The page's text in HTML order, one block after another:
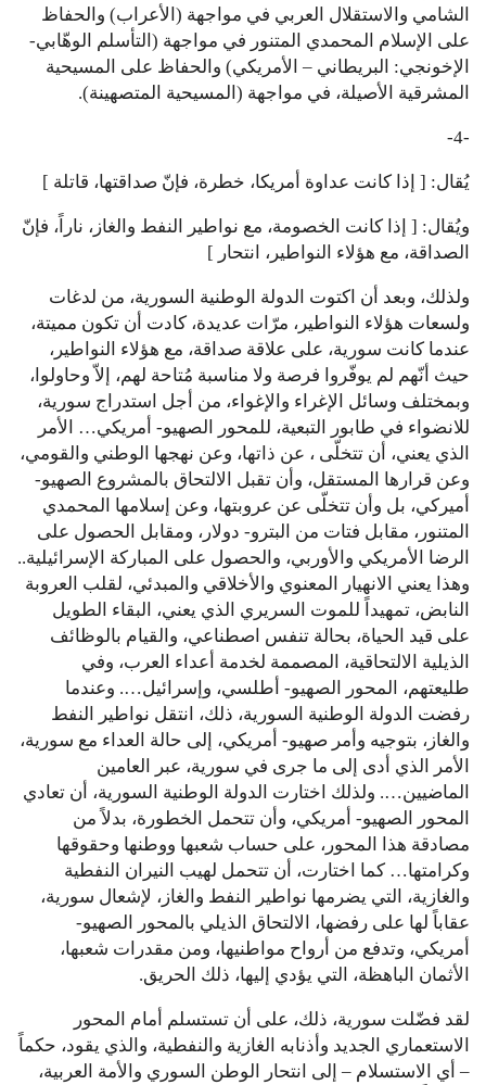
الشامي والاستقلال العربي في مواجهة (الأعراب) والحفاظ
على الإسلام المحمدي المتنور في مواجهة (التأسلم الوهّابي-
الإخونجي: البريطاني – الأمريكي) والحفاظ على المسيحية
المشرقية الأصيلة، في مواجهة (المسيحية المتصهينة).
-4-
يُقال: [ إذا كانت عداوة أمريكا، خطرة، فإنّ صداقتها، قاتلة ]
ويُقال: [ إذا كانت الخصومة، مع نواطير النفط والغاز، ناراً، فإنّ
الصداقة، مع هؤلاء النواطير، انتحار ]
ولذلك، وبعد أن اكتوت الدولة الوطنية السورية، من لدغات
ولسعات هؤلاء النواطير، مرّات عديدة، كادت أن تكون مميتة،
عندما كانت سورية، على علاقة صداقة، مع هؤلاء النواطير،
حيث أنّهم لم يوفّروا فرصة ولا مناسبة مُتاحة لهم، إلاّ وحاولوا،
وبمختلف وسائل الإغراء والإغواء، من أجل استدراج سورية،
للانضواء في طابور التبعية، للمحور الصهيو- أمريكي… الأمر
الذي يعني، أن تتخلّى ، عن ذاتها، وعن نهجها الوطني والقومي،
وعن قرارها المستقل، وأن تقبل الالتحاق بالمشروع الصهيو-
أميركي، بل وأن تتخلّى عن عروبتها، وعن إسلامها المحمدي
المتنور، مقابل فتات من البترو- دولار، ومقابل الحصول على
الرضا الأمريكي والأوربي، والحصول على المباركة الإسرائيلية..
وهذا يعني الانهيار المعنوي والأخلاقي والمبدئي، لقلب العروبة
النابض، تمهيداً للموت السريري الذي يعني، البقاء الطويل
على قيد الحياة، بحالة تنفس اصطناعي، والقيام بالوظائف
الذيلية الالتحاقية، المصممة لخدمة أعداء العرب، وفي
طليعتهم، المحور الصهيو- أطلسي، وإسرائيل…. وعندما
رفضت الدولة الوطنية السورية، ذلك، انتقل نواطير النفط
والغاز، بتوجيه وأمر صهيو- أمريكي، إلى حالة العداء مع سورية،
الأمر الذي أدى إلى ما جرى في سورية، عبر العامين
الماضيين…. ولذلك اختارت الدولة الوطنية السورية، أن تعادي
المحور الصهيو- أمريكي، وأن تتحمل الخطورة، بدلاً من
مصادقة هذا المحور، على حساب شعبها ووطنها وحقوقها
وكرامتها… كما اختارت، أن تتحمل لهيب النيران النفطية
والغازية، التي يضرمها نواطير النفط والغاز، لإشعال سورية،
عقاباً لها على رفضها، الالتحاق الذيلي بالمحور الصهيو-
أمريكي، وتدفع من أرواح مواطنيها، ومن مقدرات شعبها،
الأثمان الباهظة، التي يؤدي إليها، ذلك الحريق.
لقد فضّلت سورية، ذلك، على أن تستسلم أمام المحور
الاستعماري الجديد وأذنابه الغازية والنفطية، والذي يقود، حكماً
– أي الاستسلام – إلى انتحار الوطن السوري والأمة العربية،